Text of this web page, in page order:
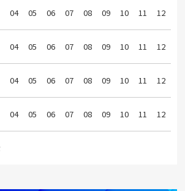
04 05 06 07 08 09 10 11 12
04 05 06 07 08 09 10 11 12
04 05 06 07 08 09 10 11 12
04 05 06 07 08 09 10 11 12